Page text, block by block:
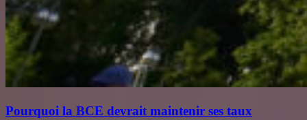
Pourquoi la BCE devrait maintenir ses taux